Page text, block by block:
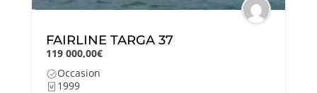
FAIRLINE TARGA 37
119 000,00€
Occasion
1999